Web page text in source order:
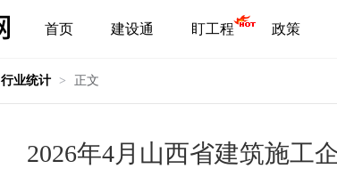
首页 建设通 盯工程 政策
行业统计 > 正文
2026年4月山西省建筑施工